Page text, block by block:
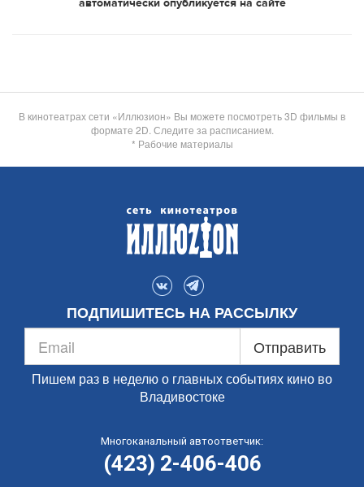
автоматически опубликуется на сайте
В кинотеатрах сети «Иллюзион» Вы можете посмотреть 3D фильмы в
формате 2D. Следите за расписанием.
* Рабочие материалы
ПОДПИШИТЕСЬ НА РАССЫЛКУ
Отправить
Пишем раз в неделю о главных событиях кино во
Владивостоке
Многоканальный автоответчик:
(423) 2-406-406